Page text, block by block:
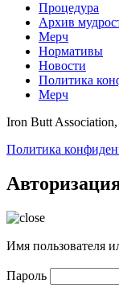
Процедура
Архив
Мерч
Нормативы
Новости
Политика
Мерч
Iron Butt
Политика
Имя пользователя
Пароль